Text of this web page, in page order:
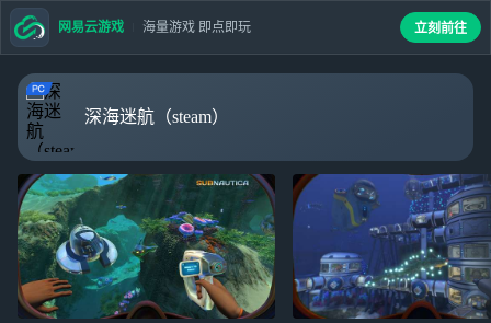
深海迷航（steam）
网易云游戏 海量游戏 即点即玩 立刻前往